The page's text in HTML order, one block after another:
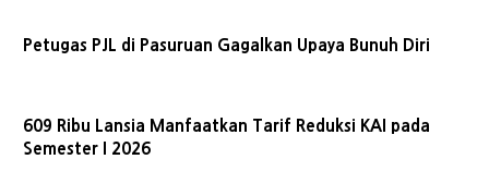
Petugas PJL di Pasuruan Gagalkan Upaya Bunuh Diri
609 Ribu Lansia Manfaatkan Tarif Reduksi KAI pada
Semester I 2026